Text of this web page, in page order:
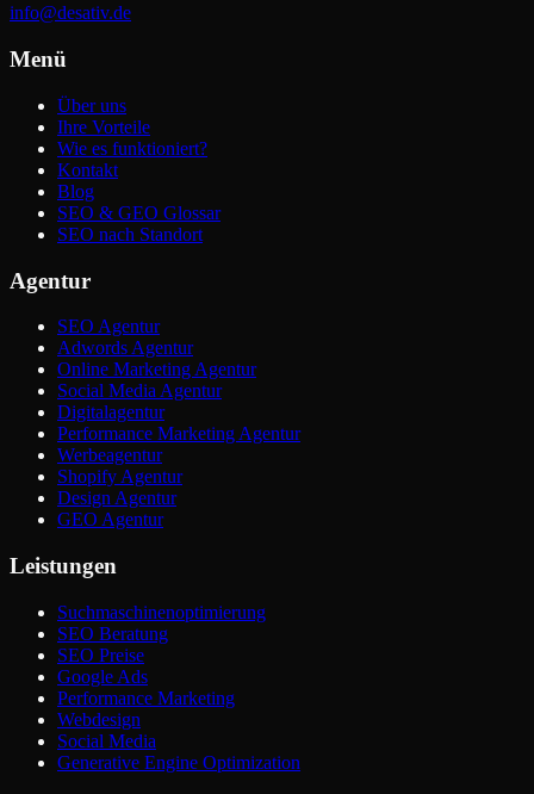
info@desativ.de
Menü
Über uns
Ihre Vorteile
Wie es funktioniert?
Kontakt
Blog
SEO & GEO Glossar
SEO nach Standort
Agentur
SEO Agentur
Adwords Agentur
Online Marketing Agentur
Social Media Agentur
Digitalagentur
Performance Marketing Agentur
Werbeagentur
Shopify Agentur
Design Agentur
GEO Agentur
Leistungen
Suchmaschinenoptimierung
SEO Beratung
SEO Preise
Google Ads
Performance Marketing
Webdesign
Social Media
Generative Engine Optimization